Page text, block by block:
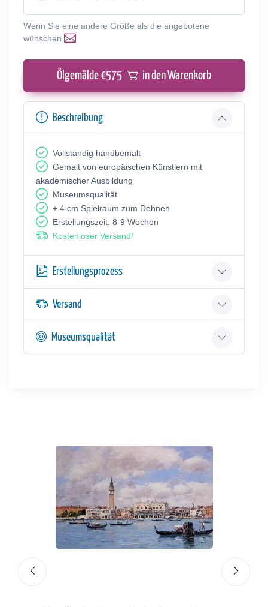
Wenn Sie eine andere Größe als die angebotene
wünschen
Ölgemälde €575 in den Warenkorb
Beschreibung
Vollständig handbemalt
Gemalt von europäischen Künstlern mit
akademischer Ausbildung
Museumsqualität
+ 4 cm Spielraum zum Dehnen
Erstellungszeit: 8-9 Wochen
Kostenloser Versand!
Erstellungsprozess
Versand
Museumsqualität